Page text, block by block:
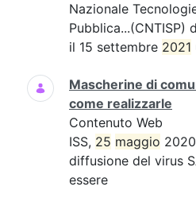
Nazionale
Pubblica...(CNTISP)
il 15 settembre 2021
Mascherine di
come realizzarle
Contenuto Web
ISS, 25 maggio
diffusione del virus
essere